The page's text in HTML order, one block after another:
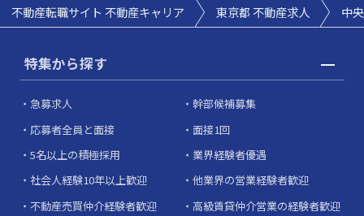
不動産転職サイト 不動産キャリア 東京都 不動産求人 中
特集から探す
急募求人
幹部候補募集
応募者全員と面接
面接1回
5名以上の積極採用
業界経験者優遇
社会人経験10年以上歓迎
他業界の営業経験者歓迎
不動産売買仲介経験者歓迎
高級賃貸仲介営業の経験者歓迎